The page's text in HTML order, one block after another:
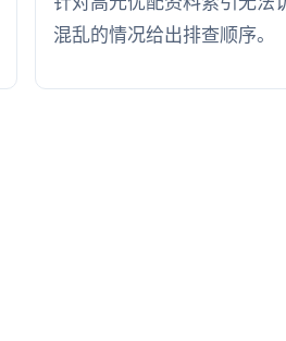
混乱的情况给出排查顺序。